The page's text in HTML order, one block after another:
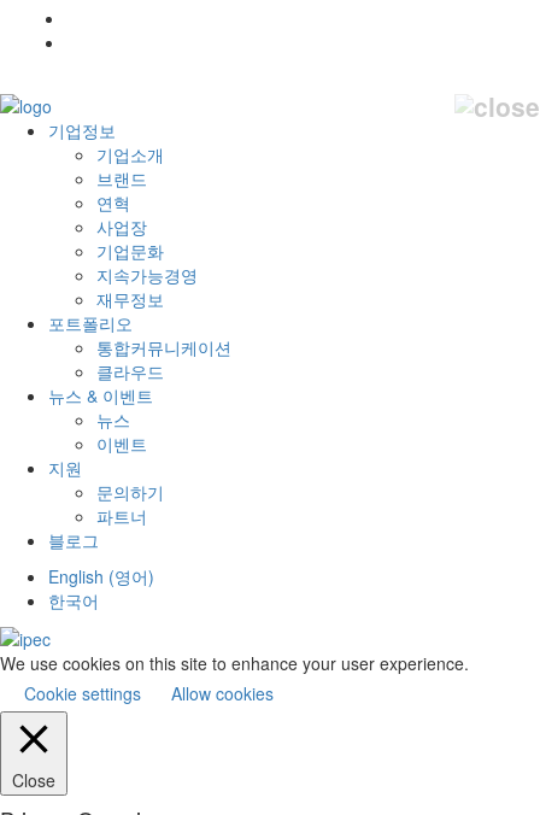
기업정보
기업소개
브랜드
연혁
사업장
기업문화
지속가능경영
재무정보
포트폴리오
통합커뮤니케이션
클라우드
뉴스 & 이벤트
뉴스
이벤트
지원
문의하기
파트너
블로그
English (영어)
한국어
We use cookies on this site to enhance your user experience.
Cookie settings
Allow cookies
Close